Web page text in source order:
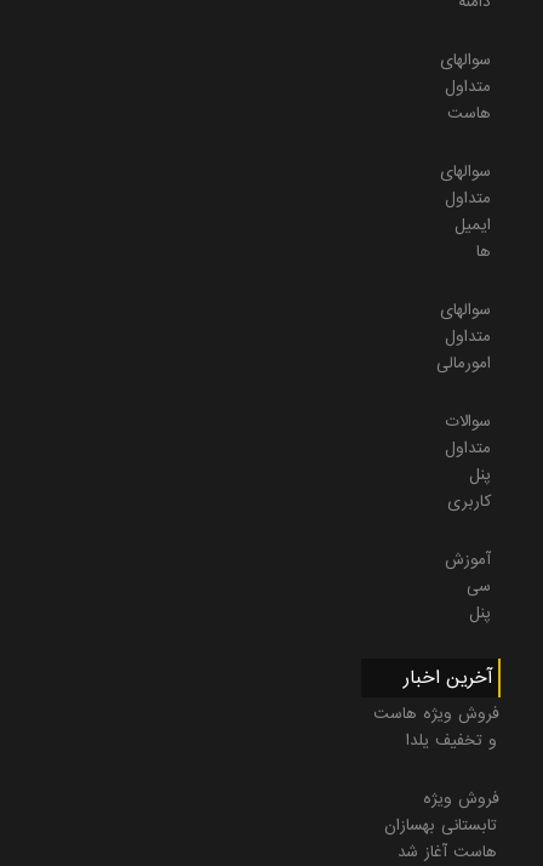
سوالهای
متداول
هاست
سوالهای
متداول
ایمیل
ها
سوالهای
متداول
امورمالی
سوالات
متداول
پنل
کاربری
آموزش
سی
پنل
آخرین اخبار
فروش ویژه هاست
و تخفیف یلدا
فروش ویژه
تابستانی بهسازان
هاست آغاز شد